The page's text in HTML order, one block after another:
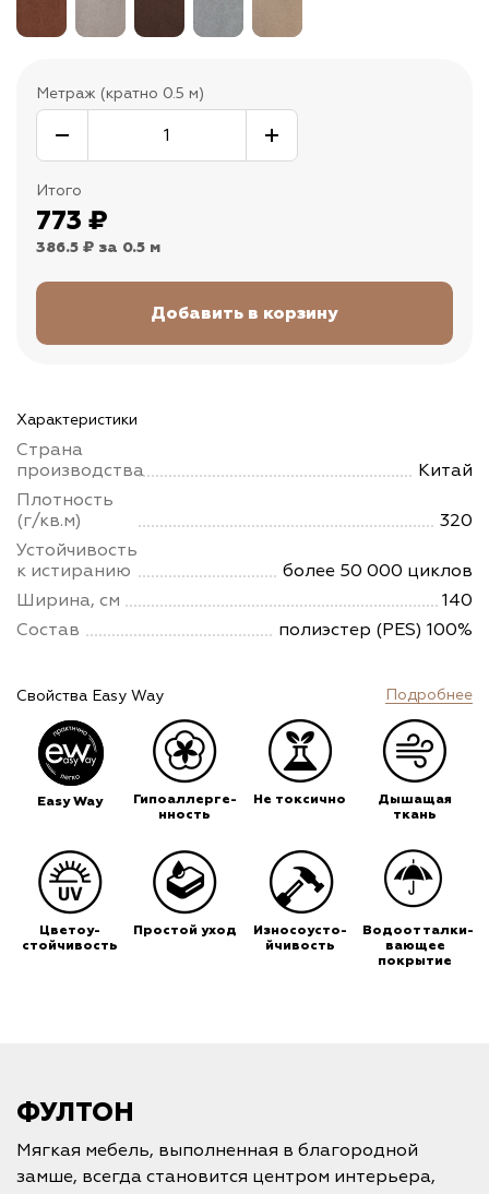
Метраж (кратно 0.5 м)
Итого
773 ₽
386.5 ₽ за 0.5 м
Характеристики
Страна
производства
Китай
Плотность
(г/кв.м)
320
Устойчивость
к истиранию
более 50 000 циклов
Ширина, см
140
Состав
полиэстер (PES) 100%
Свойства Easy Way Подробнее
Easy Way
Гипоаллерге-
нность
Не токсично
Дышащая
ткань
Цветоу-
стойчивость
Простой уход
Износоусто-
йчивость
Водоотталки-
вающее
покрытие
ФУЛТОН
Мягкая мебель, выполненная в благородной
замше, всегда становится центром интерьера,